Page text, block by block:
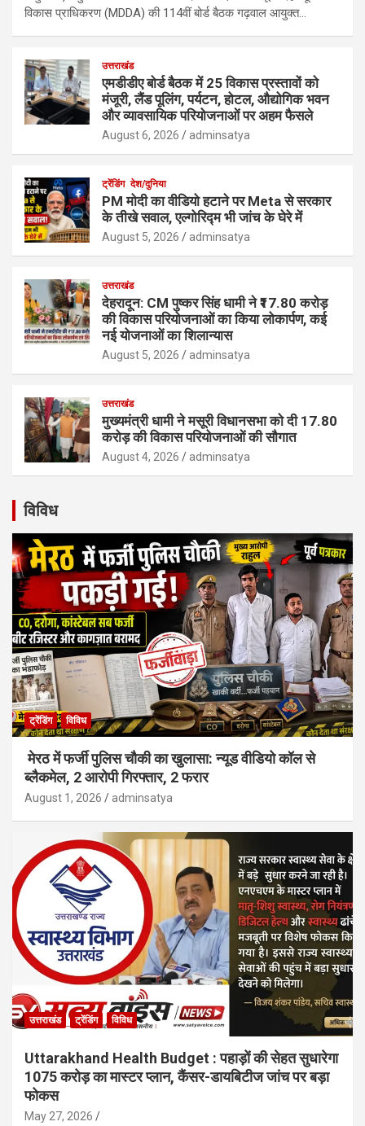
विकास प्राधिकरण (MDDA) की 114वीं बोर्ड बैठक गढ़वाल आयुक्त…
उत्तराखंड
एमडीडीए बोर्ड बैठक में 25 विकास प्रस्तावों को
मंजूरी, लैंड पूलिंग, पर्यटन, होटल, औद्योगिक भवन
और व्यावसायिक परियोजनाओं पर अहम फैसले
August 6, 2026 adminsatya
ट्रेंडिंग देश/दुनिया
PM मोदी का वीडियो हटाने पर Meta से सरकार
के तीखे सवाल, एल्गोरिद्म भी जांच के घेरे में
August 5, 2026 adminsatya
उत्तराखंड
देहरादून: CM पुष्कर सिंह धामी ने ₹17.80 करोड़
की विकास परियोजनाओं का किया लोकार्पण, कई
नई योजनाओं का शिलान्यास
August 5, 2026 adminsatya
उत्तराखंड
मुख्यमंत्री धामी ने मसूरी विधानसभा को दी 17.80
करोड़ की विकास परियोजनाओं की सौगात
August 4, 2026 adminsatya
विविध
ट्रेंडिंग विविध
मेरठ में फर्जी पुलिस चौकी का खुलासा: न्यूड वीडियो कॉल से
ब्लैकमेल, 2 आरोपी गिरफ्तार, 2 फरार
August 1, 2026 adminsatya
उत्तराखंड ट्रेंडिंग विविध
Uttarakhand Health Budget : पहाड़ों की सेहत सुधारेगा
1075 करोड़ का मास्टर प्लान, कैंसर-डायबिटीज जांच पर बड़ा
फोकस
May 27, 2026